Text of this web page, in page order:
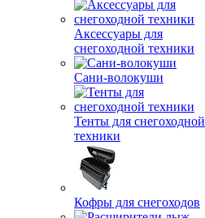
Аксессуары для
снегоходной техники
Сани-волокуши
Тенты для снегоходной
техники
Кофры для снегоходов